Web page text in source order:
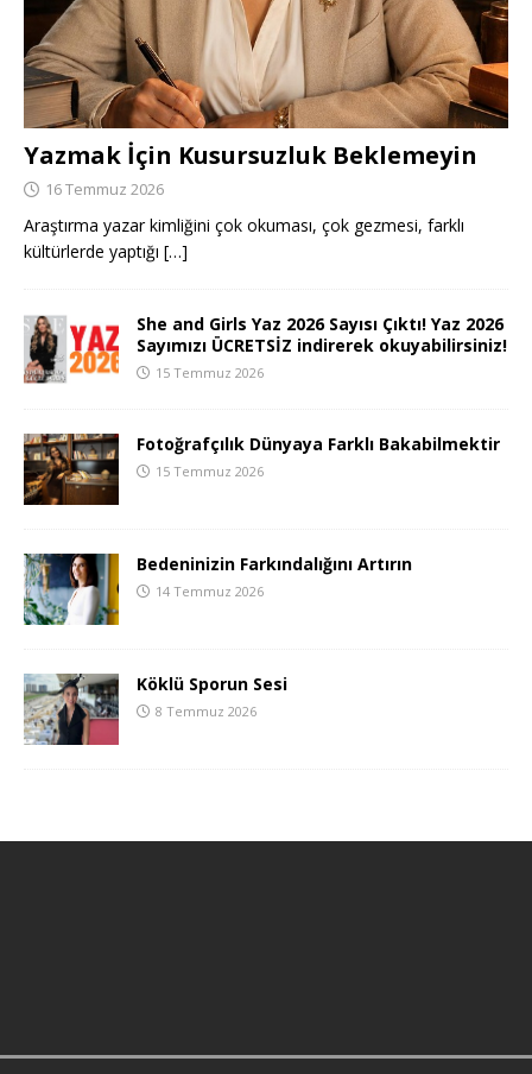
Yazmak İçin Kusursuzluk Beklemeyin
16 Temmuz 2026
Araştırma yazar kimliğini çok okuması, çok gezmesi, farklı
kültürlerde yaptığı […]
She and Girls Yaz 2026 Sayısı Çıktı! Yaz 2026
Sayımızı ÜCRETSİZ indirerek okuyabilirsiniz!
15 Temmuz 2026
Fotoğrafçılık Dünyaya Farklı Bakabilmektir
15 Temmuz 2026
Bedeninizin Farkındalığını Artırın
14 Temmuz 2026
Köklü Sporun Sesi
8 Temmuz 2026